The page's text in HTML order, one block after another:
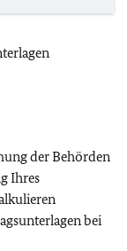
der Behörden
Ihres
bei